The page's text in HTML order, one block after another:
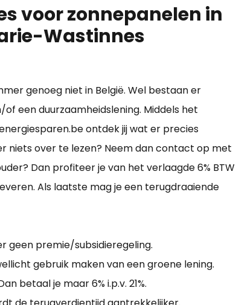
voor zonnepanelen in
Wastinnes
genoeg niet in België. Wel bestaan er
een duurzaamheidslening. Middels het
ontdek jij wat er precies
niets over te lezen? Neem dan contact op met
Dan profiteer je van het verlaagde 6% BTW
Als laatste mag je een terugdraaiende
geen premie/subsidieregeling.
gebruik maken van een groene lening.
betaal je maar 6% i.p.v. 21%.